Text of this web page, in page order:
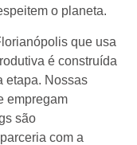
o planeta.
que usa
é construída
etapa. Nossas
empregam
são
com a